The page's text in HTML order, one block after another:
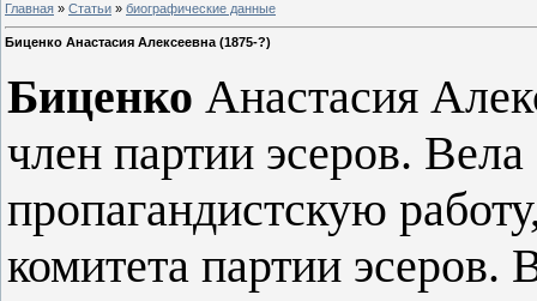
Главная » Статьи » биографические данные
Биценко Анастасия Алексеевна (1875-?)
Биценко Анастасия
член партии эсеров.
пропагандистскую
комитета партии эсеров.